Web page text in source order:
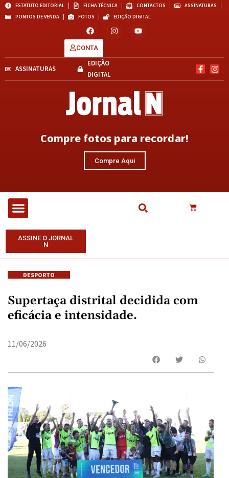
ESTATUTO EDITORIAL FICHA TÉCNICA CONTACTOS
ASSINATURAS
PONTOS DE VENDA
FOTOS EDIÇÃO DIGITAL
CONTA
ASSINATURAS
EDIÇÃO
DIGITAL
Compre fotos para recordar!
Compre Aqui
ASSINE O JORNAL
N
DESPORTO
Supertaça distrital decidida com
eficácia e intensidade.
11/06/2026